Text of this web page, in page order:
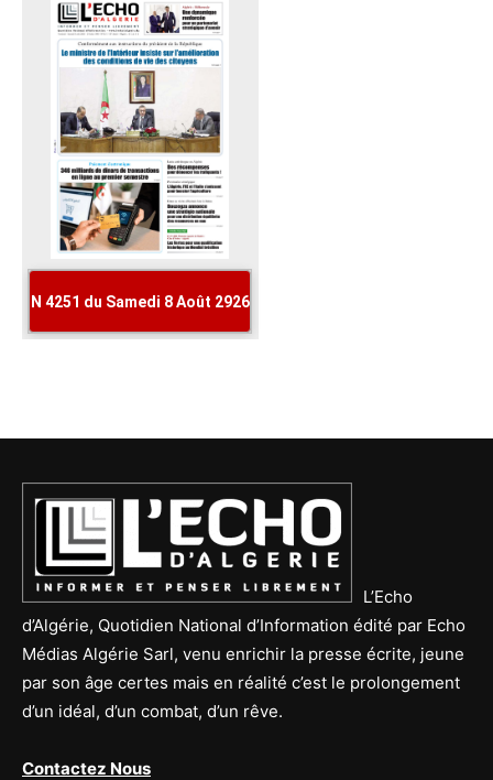
L’Echo
d’Algérie, Quotidien National d’Information édité par Echo
Médias Algérie Sarl, venu enrichir la presse écrite, jeune
par son âge certes mais en réalité c’est le prolongement
d’un idéal, d’un combat, d’un rêve.
Contactez Nous